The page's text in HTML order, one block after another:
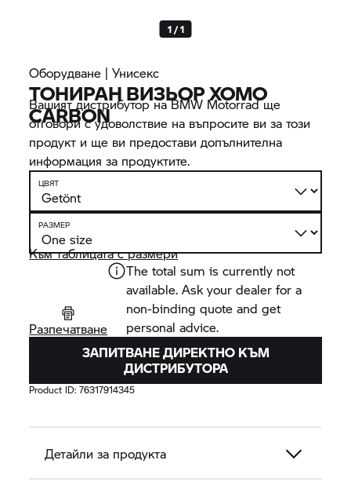
1 / 1
Оборудване | Унисекс
ТОНИРАН ВИЗЬОР XOMO
CARBON
Вашият дистрибутор наBMW Motorradще
отговори с удоволствие на въпросите ви за този
продукт и ще ви предостави допълнителна
информация за продуктите.
ЦВЯТ
РАЗМЕР
Към таблицата с размери
Разпечатване
The total sum is currently not
available. Ask your dealer for a
non-binding quote and get
personal advice.
ЗАПИТВАНЕ ДИРЕКТНО КЪМ
ДИСТРИБУТОРА
Product ID:76317914345
Детайли за продукта